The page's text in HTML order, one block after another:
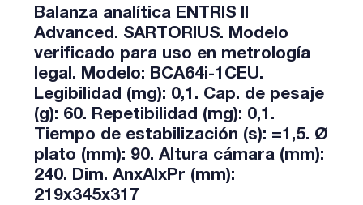
Balanza analítica ENTRIS II
Advanced. SARTORIUS. Modelo
verificado para uso en metrología
legal. Modelo: BCA64i-1CEU.
Legibilidad (mg): 0,1. Cap. de pesaje
(g): 60. Repetibilidad (mg): 0,1.
Tiempo de estabilización (s): =1,5. Ø
plato (mm): 90. Altura cámara (mm):
240. Dim. AnxAlxPr (mm):
219x345x317